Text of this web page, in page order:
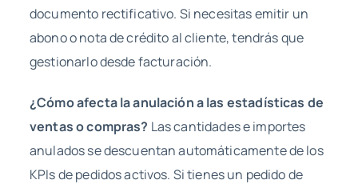
documento rectificativo. Si necesitas emitir un
abono o nota de crédito al cliente, tendrás que
gestionarlo desde facturación.
¿Cómo afecta la anulación a las estadísticas de
ventas o compras? Las cantidades e importes
anulados se descuentan automáticamente de los
KPIs de pedidos activos. Si tienes un pedido de